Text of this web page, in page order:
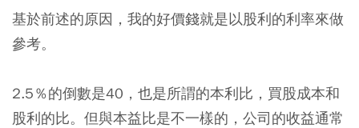
基於前述的原因，我的好價錢就是以股利的利率來做
參考。
2.5％的倒數是40，也是所謂的本利比，買股成本和
股利的比。但與本益比是不一樣的，公司的收益通常